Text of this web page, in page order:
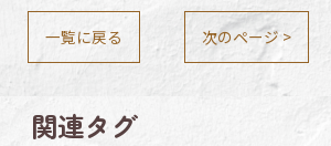
一覧に戻る 次のページ >
関連タグ